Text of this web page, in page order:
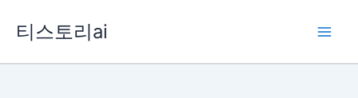
티스토리ai